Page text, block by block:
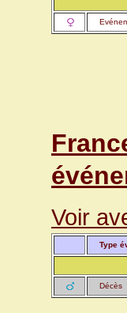
Voir
Type
Décès